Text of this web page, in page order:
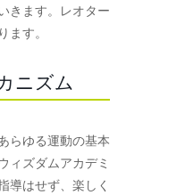
きます。レオター
ます。
ニズム
らゆる運動の基本
ィズダムアカデミ
導はせず、楽しく